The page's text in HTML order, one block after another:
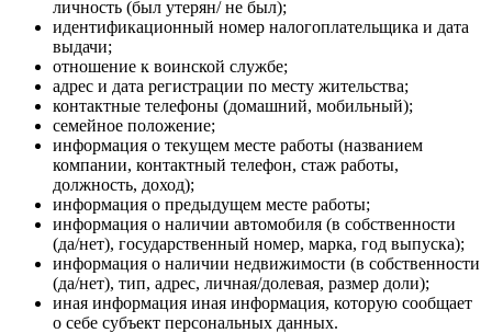
личность (был утерян/ не был);
идентификационный номер налогоплательщика и дата
выдачи;
отношение к воинской службе;
адрес и дата регистрации по месту жительства;
контактные телефоны (домашний, мобильный);
семейное положение;
информация о текущем месте работы (названием
компании, контактный телефон, стаж работы,
должность, доход);
информация о предыдущем месте работы;
информация о наличии автомобиля (в собственности
(да/нет), государственный номер, марка, год выпуска);
информация о наличии недвижимости (в собственности
(да/нет), тип, адрес, личная/долевая, размер доли);
иная информация иная информация, которую сообщает
о себе субъект персональных данных.